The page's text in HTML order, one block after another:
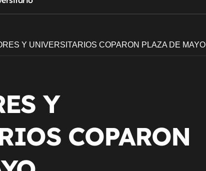
Y UNIVERSITARIOS COPARON PLAZA DE MAYO
Y
COPARON